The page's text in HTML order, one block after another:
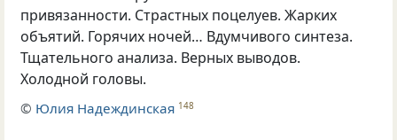
привязанности. Страстных поцелуев. Жарких
объятий. Горячих ночей… Вдумчивого синтеза.
Тщательного анализа. Верных выводов.
Холодной головы.
© Юлия Надеждинская 148